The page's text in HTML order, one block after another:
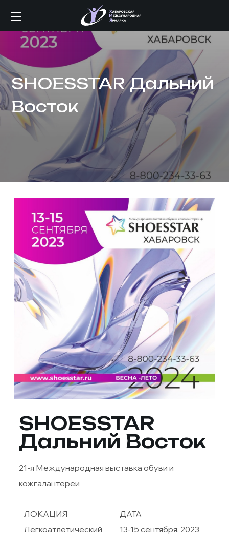
SHOESSTAR Дальний
Восток
SHOESSTAR
Дальний Восток
21-я Международная выставка обуви и
кожгалантереи
ЛОКАЦИЯ
Легкоатлетический
ДАТА
13-15 сентября, 2023